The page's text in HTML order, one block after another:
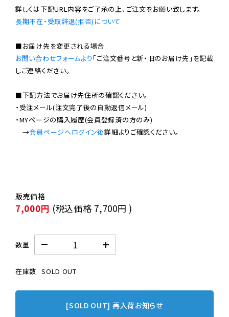
長期不在・受取辞退(拒否)について
お問い合わせフォームより 「ご注文番号と新・旧のお届け先」を記載
しご連絡ください。
■下記方法でお届け先住所の確認ください。
・受注メール(注文完了後の自動返信メール)
・MYページの購入履歴(会員登録済の方のみ)
→会員ページへログイン後
7,000円 (税込価格 7,700円 )
数量
在庫数 SOLD OUT
[SOLD OUT] 再入荷お知らせ